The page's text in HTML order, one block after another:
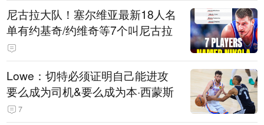
尼古拉大队！塞尔维亚最新18人名
单有约基奇/约维奇等7个叫尼古拉
Lowe：切特必须证明自己能进攻
要么成为司机&要么成为本·西蒙斯
7